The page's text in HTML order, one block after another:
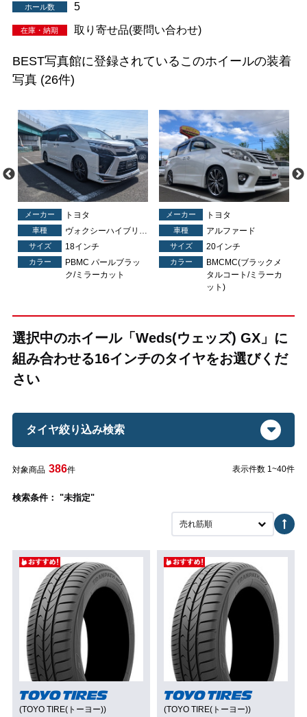
ホール数 5
在庫・納期 取り寄せ品(要問い合わせ)
BEST写真館に登録されているこのホイールの装着
写真(26件)
メーカー トヨタ
車種 ヴォクシーハイブリッド
サイズ 18インチ
カラー
PBMC パールブラッ
ク/ミラーカット
メーカー トヨタ
車種 アルファード
サイズ 20インチ
カラー
BMCMC(ブラックメ
タルコート/ミラーカ
ット)
選択中のホイール「Weds(ウェッズ) GX」に
組み合わせる16インチのタイヤをお選びくだ
さい
タイヤ絞り込み検索
対象商品 386件 表示件数 1~40件
検索条件： "未指定"
売れ筋順
(TOYO TIRE(トーヨー)) (TOYO TIRE(トーヨー))